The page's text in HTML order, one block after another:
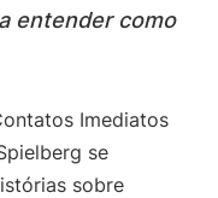
entender como
Imediatos
se
sobre